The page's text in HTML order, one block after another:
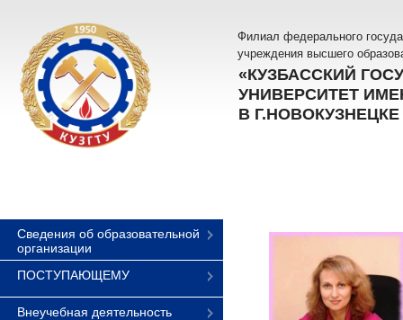
Филиал федерального
учреждения высшего
«КУЗБАССКИЙ
УНИВЕРСИТЕТ
В Г.НОВОКУЗНЕЦКЕ
Сведения об образовательной
организации
ПОСТУПАЮЩЕМУ
Внеучебная деятельность